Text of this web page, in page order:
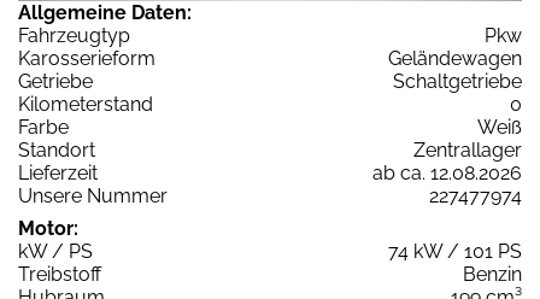
Allgemeine Daten:
Fahrzeugtyp
Pkw
Karosserieform
Geländewagen
Getriebe
Schaltgetriebe
Kilometerstand
0
Farbe
Weiß
Standort
Zentrallager
Lieferzeit
ab ca. 12.08.2026
Unsere Nummer
227477974
Motor:
kW / PS
74 kW / 101 PS
Treibstoff
Benzin